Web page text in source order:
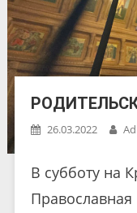
26.03.2022
В субботу на